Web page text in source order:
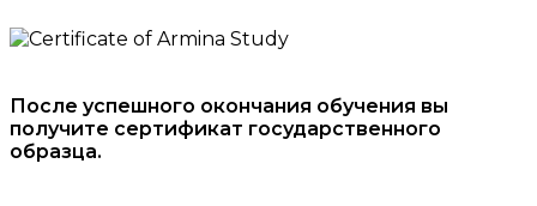
После успешного окончания обучения вы
получите сертификат государственного
образца.